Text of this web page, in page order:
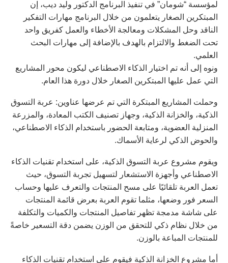
لمؤسسة “شومان” في تنفيذ البرنامج الدكتور وليد ديب، إن
المبتكرين الصغار يتعلمون من خلال البرنامج مهارات التفكير
الناقد وحل المشكلات ومعالجة الأخطاء والعمل كفريق واحد
تحت الضغط والالتزام بالهدف بالإضافة إلى مهارات البحث
العلمي.
ونوه إلى أنه تم اختيار الذكاء الاصطناعي ليكون محور المشاريع
التي عمل عليها المبتكرين الصغار خلال دورة هذا العام.
وحملت المشاريع المبتكرة التي تم عرضها عناوين: عربة التسوق
الذكية، والخزانة الذكية، وجهاز تصنيف الكتب المعادة، والمزرعة
المنزلية العضوية، ومتابعة الحضور باستخدام الذكاء الاصطناعي،
والحوض الذكي لرعاية الأسماك.
ويقوم مشروع عربة التسوق الذكية، على استخدام تقنيات الذكاء
الاصطناعي وأجهزة الاستشعار لتسهيل تجربة التسوق، حيث
تعمل العربة تلقائيًا على مسح المنتجات والتعرف عليها وحساب
السعر فور وضعها، مثلما تقوم العربة بعرض قائمة المنتجات
على شاشة مدمجة تظهر تفاصيل المنتجات والكميات والتكلفة
من خلال نظام ذكي للتحقق من الوزن يضمن دقة التسعير خاصةً
للمنتجات المباعة بالوزن.
أما مشروع الخزانة الذكية فيقوم على استخدام تقنيات الذكاء